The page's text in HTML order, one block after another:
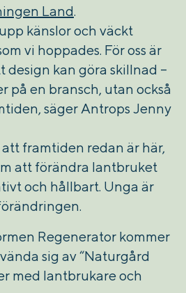
Land.
känslor och väckt
vi hoppades. För oss är
design kan göra skillnad –
på en bransch, utan också
säger Antrops Jenny
framtiden redan är här,
att förändra lantbruket
och hållbart. Unga är
Regenerator kommer
sig av “Naturgård
med lantbrukare och